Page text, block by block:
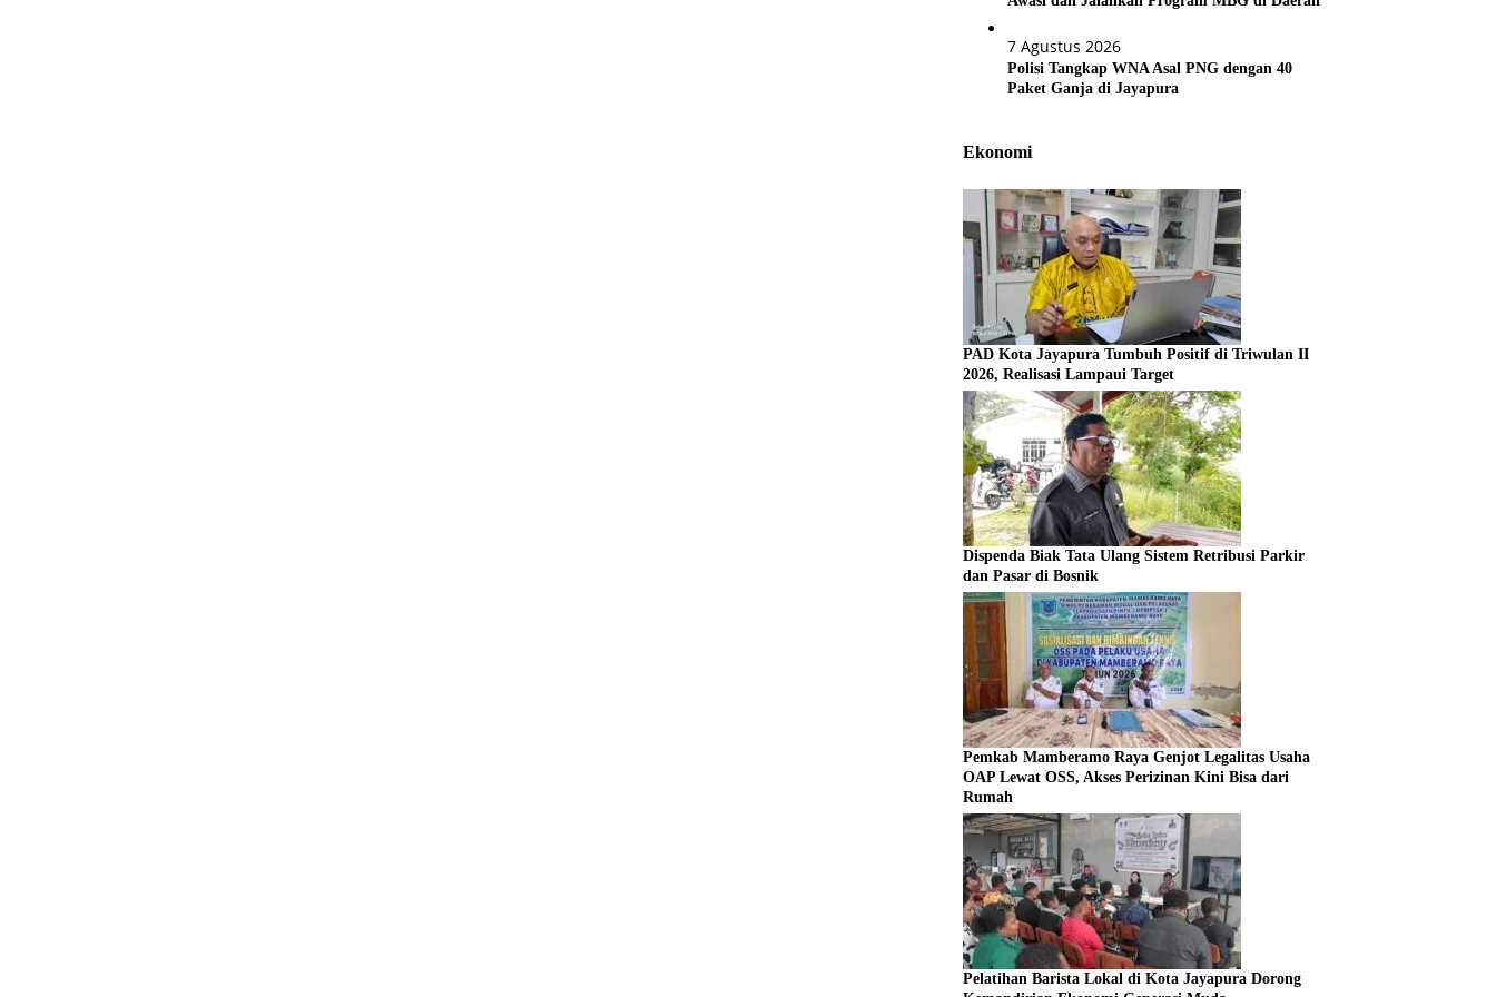
7 Agustus 2026
Polisi Tangkap WNA Asal PNG dengan 40
Paket Ganja di Jayapura
Ekonomi
PAD Kota Jayapura Tumbuh Positif di Triwulan II
2026, Realisasi Lampaui Target
Dispenda Biak Tata Ulang Sistem Retribusi Parkir
dan Pasar di Bosnik
Pemkab Mamberamo Raya Genjot Legalitas Usaha
OAP Lewat OSS, Akses Perizinan Kini Bisa dari
Rumah
Pelatihan Barista Lokal di Kota Jayapura Dorong